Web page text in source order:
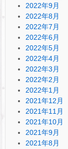
2022年9月
2022年8月
2022年7月
2022年6月
2022年5月
2022年4月
2022年3月
2022年2月
2022年1月
2021年12月
2021年11月
2021年10月
2021年9月
2021年8月